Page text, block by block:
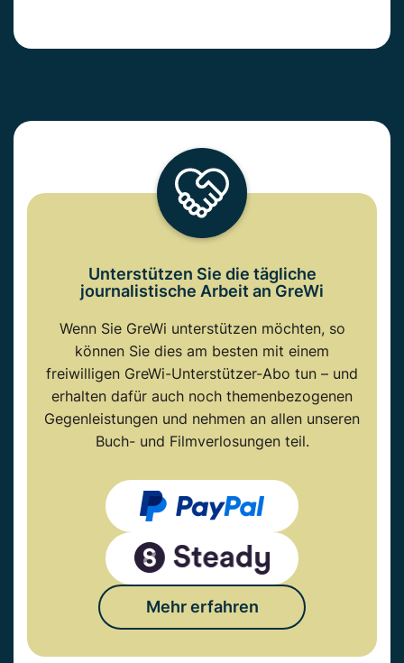
Unterstützen Sie die tägliche
journalistische Arbeit an GreWi
Wenn Sie GreWi unterstützen möchten, so
können Sie dies am besten mit einem
freiwilligen GreWi-Unterstützer-Abo tun – und
erhalten dafür auch noch themenbezogenen
Gegenleistungen und nehmen an allen unseren
Buch- und Filmverlosungen teil.
Mehr erfahren